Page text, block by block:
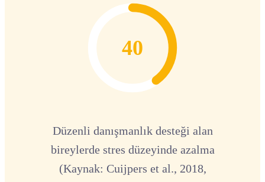
40
Düzenli danışmanlık desteği alan
bireylerde stres düzeyinde azalma
(Kaynak: Cuijpers et al., 2018,